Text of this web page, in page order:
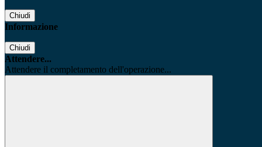
Chiudi
Informazione
Chiudi
Attendere...
Attendere il completamento dell'operazione...